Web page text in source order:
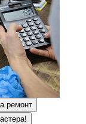
ремонт